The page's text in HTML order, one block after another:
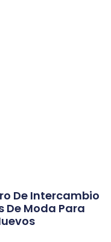
De Intercambio
De Moda Para